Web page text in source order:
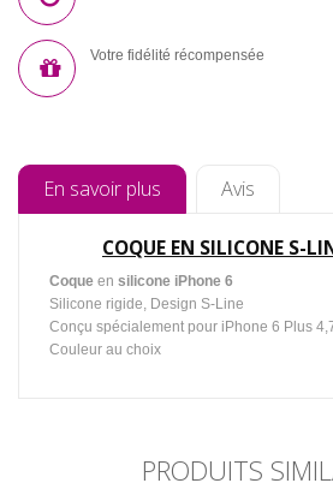
Votre fidélité récompensée
En savoir plus Avis
COQUE EN SILICONE S-
Coque en silicone iPhone 6
Silicone rigide, Design S-Line
Conçu spécialement pour iPhone 6 Plus
Couleur au choix
PRODUITS